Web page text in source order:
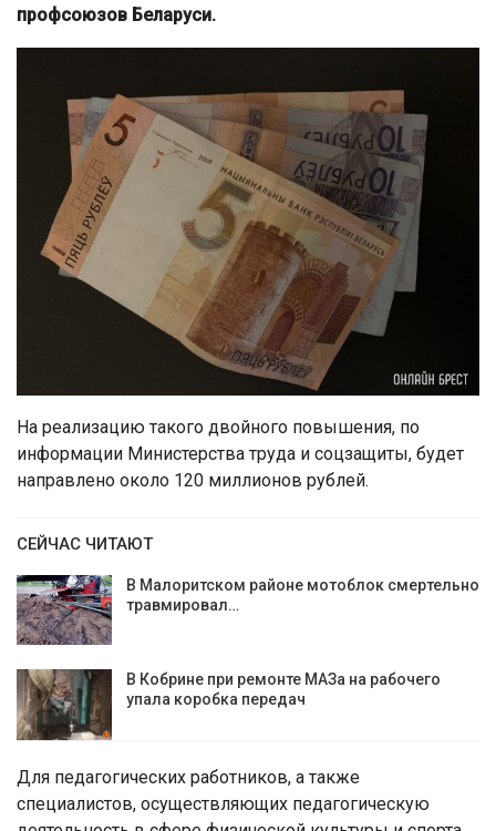
профсоюзов Беларуси.
На реализацию такого двойного повышения, по
информации Министерства труда и соцзащиты, будет
направлено около 120 миллионов рублей.
СЕЙЧАС ЧИТАЮТ
В Малоритском районе мотоблок смертельно
травмировал…
В Кобрине при ремонте МАЗа на рабочего
упала коробка передач
Для педагогических работников, а также
специалистов, осуществляющих педагогическую